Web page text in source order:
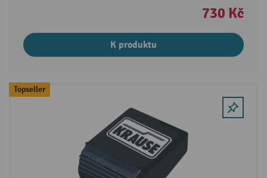
730 Kč
K produktu
Topseller